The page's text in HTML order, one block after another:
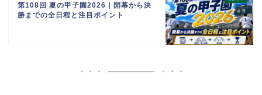
第108回 夏の甲子園2026｜開幕から決
勝までの全日程と注目ポイント